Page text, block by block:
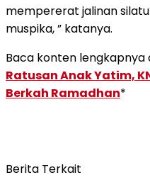
mempererat jalinan
muspika, ” katanya.
Baca konten
Ratusan Anak Yatim,
Berkah Ramadhan*
Berita Terkait